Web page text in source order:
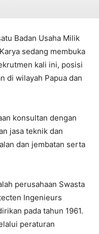
Badan Usaha Milik
sedang membuka
kali ini, posisi
di wilayah Papua dan
konsultan dengan
jasa teknik dan
dan jembatan serta
perusahaan Swasta
Ingenieurs
pada tahun 1961.
peraturan